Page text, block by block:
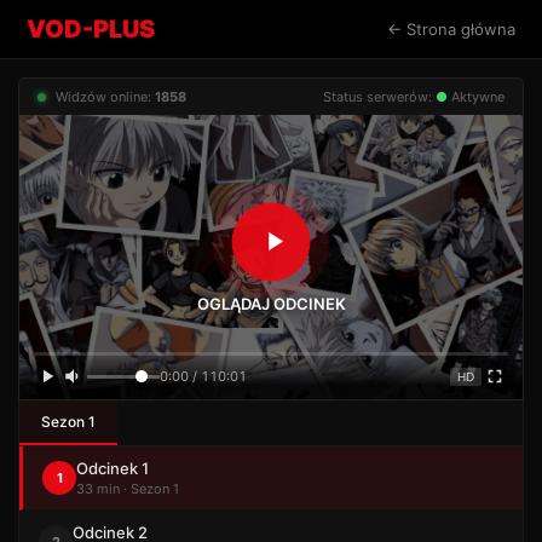
VOD-PLUS ← Strona główna
Widzów online: 1858 Status serwerów: ● Aktywne
OGLĄDAJ ODCINEK
0:00 / 110:01 HD
Sezon 1
1 Odcinek 1
33 min · Sezon 1
Odcinek 2